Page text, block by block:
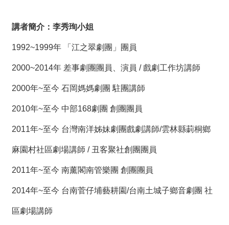
講者簡介：李秀珣小姐
1992~1999年 「江之翠劇團」團員
2000~2014年 差事劇團團員、演員 / 戲劇工作坊講師
2000年~至今 石岡媽媽劇團 駐團講師
2010年~至今 中部168劇團 創團團員
2011年~至今 台灣南洋姊妹劇團戲劇講師/雲林縣莿桐鄉
麻園村社區劇場講師 / 丑客聚社創團團員
2011年~至今 南薰閣南管樂團 創團團員
2014年~至今 台南菅仔埔藝耕園/台南土城子鄉音劇團 社
區劇場講師